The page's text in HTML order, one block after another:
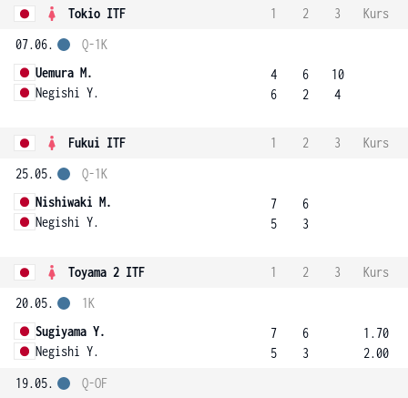
Tokio ITF 1 2 3
Kurs
07.06.
Uemura M.
Negishi Y.
Q-1K
4
6
6
2
10
4
Fukui ITF 1 2 3
Kurs
25.05.
Nishiwaki M.
Negishi Y.
Q-1K
7
5
6
3
Toyama 2 ITF 1 2 3
Kurs
20.05.
Sugiyama Y.
Negishi Y.
1K
7
5
6
3
1.70
2.00
19.05.
Q-OF